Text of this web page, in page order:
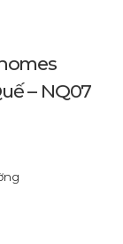
– NQ07